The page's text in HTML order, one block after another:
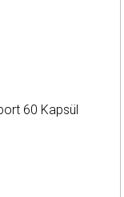
60 Kapsül